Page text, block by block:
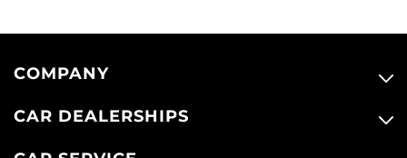
COMPANY
CAR DEALERSHIPS